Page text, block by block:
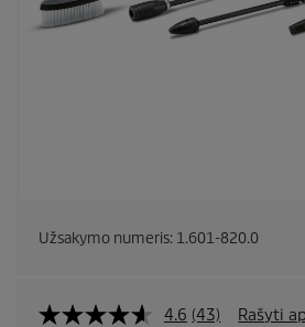
Užsakymo numeris: 1.601-820.0
4.6 (43) Rašyti